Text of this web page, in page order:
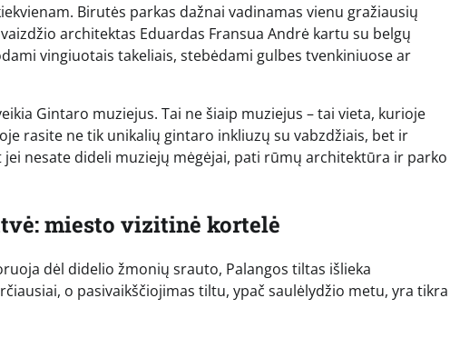
Birutės parkas dažnai vadinamas vienu gražiausių
architektas Eduardas Fransua Andrė kartu su belgų
vingiuotais takeliais, stebėdami gulbes tvenkiniuose ar
Gintaro muziejus. Tai ne šiaip muziejus – tai vieta, kurioje
rasite ne tik unikalių gintaro inkliuzų su vabzdžiais, bet ir
jei nesate dideli muziejų mėgėjai, pati rūmų architektūra ir parko
miesto vizitinė kortelė
dėl didelio žmonių srauto, Palangos tiltas išlieka
o pasivaikščiojimas tiltu, ypač saulėlydžio metu, yra tikra